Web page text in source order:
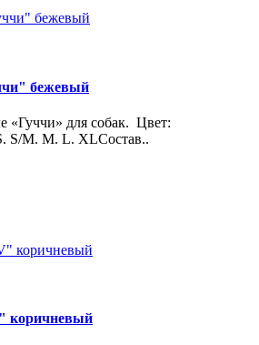
бежевый
«Гуччи» для собак. Цвет:
S/M. M. L. XLСостав..
коричневый